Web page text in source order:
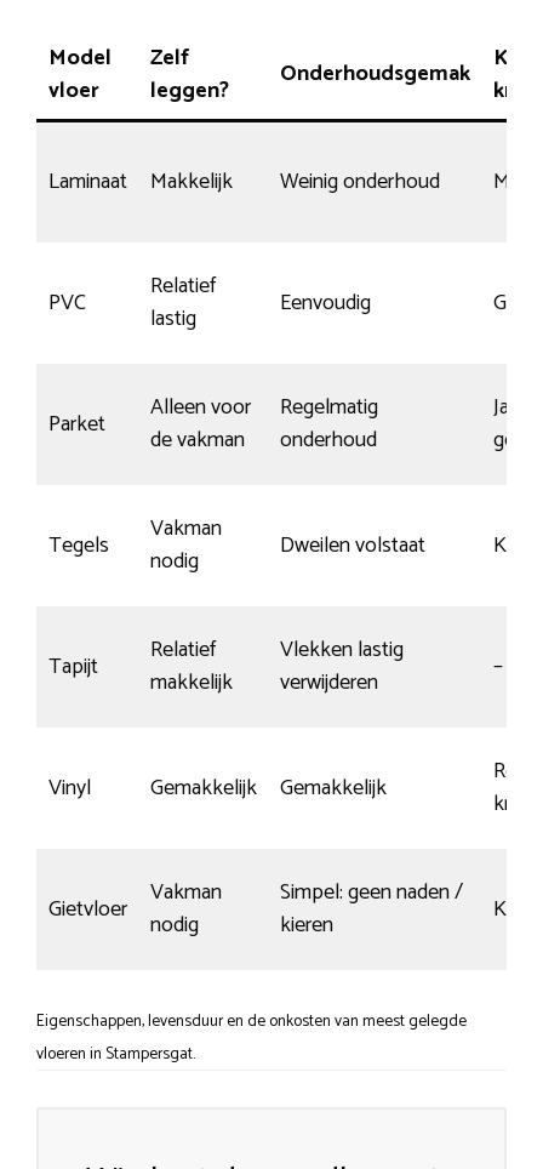
Model
vloer
Zelf
leggen?
Onderhoudsgemak
Laminaat Makkelijk Weinig onderhoud Matig
PVC
Relatief
lastig
Eenvoudig Goed
Parket
Alleen voor
de vakman
Regelmatig
onderhoud
Ja,
Tegels
Vakman
nodig
Dweilen volstaat
Tapijt
Relatief
makkelijk
Vlekken lastig
verwijderen
–
Vinyl Gemakkelijk Gemakkelijk
Gietvloer
Vakman
nodig
Simpel: geen naden /
kieren
Eigenschappen, levensduur en de onkosten van meest gelegde
vloeren in Stampersgat.